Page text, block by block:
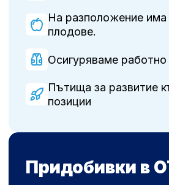
На разположение има
плодове.
Осигуряваме работно
Пътища за развитие
позиции
Придобивки в